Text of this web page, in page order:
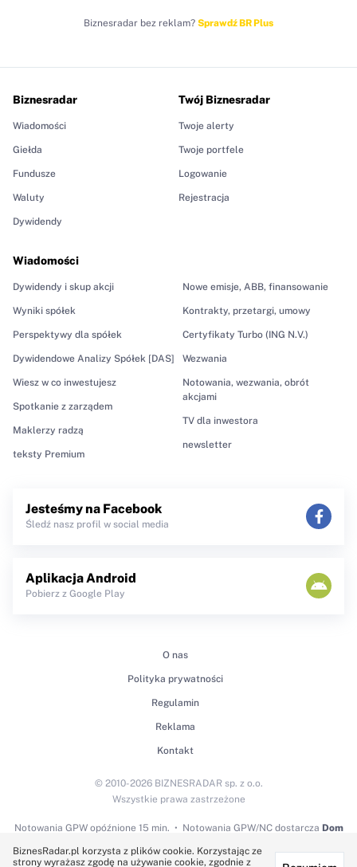
Biznesradar bez reklam? Sprawdź BR Plus
Biznesradar
Wiadomości
Giełda
Fundusze
Waluty
Dywidendy
Wiadomości
Dywidendy i skup akcji
Wyniki spółek
Perspektywy dla spółek
Dywidendowe Analizy Spółek [DAS]
Wiesz w co inwestujesz
Spotkanie z zarządem
Maklerzy radzą
teksty Premium
Nowe emisje, ABB, finansowanie
Kontrakty, przetargi, umowy
Certyfikaty Turbo (ING N.V.)
Wezwania
Notowania, wezwania, obrót
akcjami
TV dla inwestora
newsletter
Twój Biznesradar
Twoje alerty
Twoje portfele
Logowanie
Rejestracja
Jesteśmy na Facebook
Śledź nasz profil w social media
Aplikacja Android
Pobierz z Google Play
O nas
Polityka prywatności
Regulamin
Reklama
Kontakt
Notowania GPWopóźnione 15 min. Notowania GPW/NC dostarcza Dom
© 2010-2026 BIZNESRADAR sp. z o.o.
Wszystkie prawa zastrzeżone
BiznesRadar.pl korzysta z plików cookie. Korzystając ze
strony wyrażasz zgodę na używanie cookie, zgodnie z